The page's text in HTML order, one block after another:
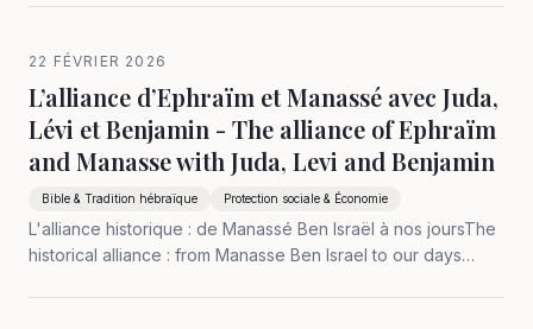
22 FÉVRIER 2026
L’alliance d’Ephraïm et Manassé avec Juda,
Lévi et Benjamin - The alliance of Ephraïm
and Manasse with Juda, Levi and Benjamin
Bible & Tradition hébraïque Protection sociale & Économie
L'alliance historique : de Manassé Ben Israël à nos joursThe
historical alliance : from Manasse Ben Israel to our days